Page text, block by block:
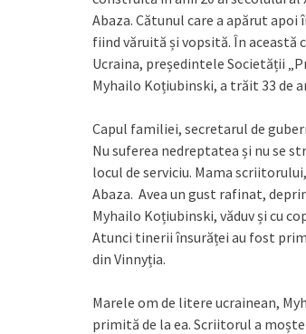
Abaza. Cătunul care a apărut apoi
fiind văruită și vopsită. În
Ucraina, președintele Societății
Myhailo Koțiubinski, a trăit 33 de
Capul familiei, secretarul de
Nu suferea nedreptatea și nu se
locul de serviciu. Mama
Abaza. Avea un gust rafinat,
Myhailo Koțiubinski, văduv și cu
Atunci tinerii însurăței au fost
din Vinnyția.
Marele om de litere ucrainean,
primită de la ea. Scriitorul a